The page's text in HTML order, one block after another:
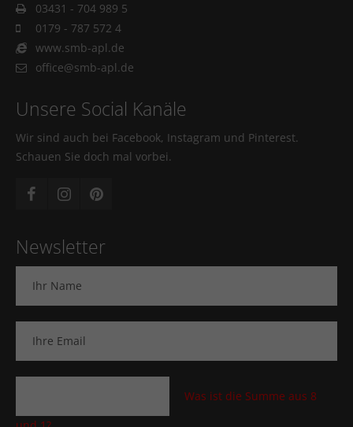
03431 - 704 989 5
0179 - 787 572 4
www.smb-apl.de
office@smb-apl.de
Unsere Social Kanäle
Wir sind auch bei Facebook, Instagram und Pinterest.
Schauen Sie doch mal vorbei.
Newsletter
Was ist die Summe aus 8